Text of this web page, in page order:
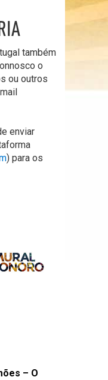
também
o
ou outros
enviar
) para os
– O